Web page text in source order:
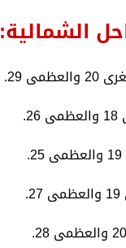
الشمالية:
29.